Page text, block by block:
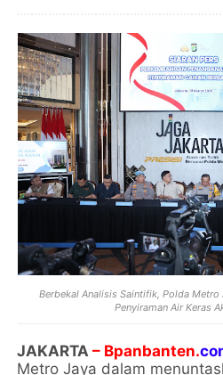
Berbekal Analisis Saintifik, Polda Metro
Penyiraman Air Keras
JAKARTA – Bpanbanten.
Metro Jaya dalam